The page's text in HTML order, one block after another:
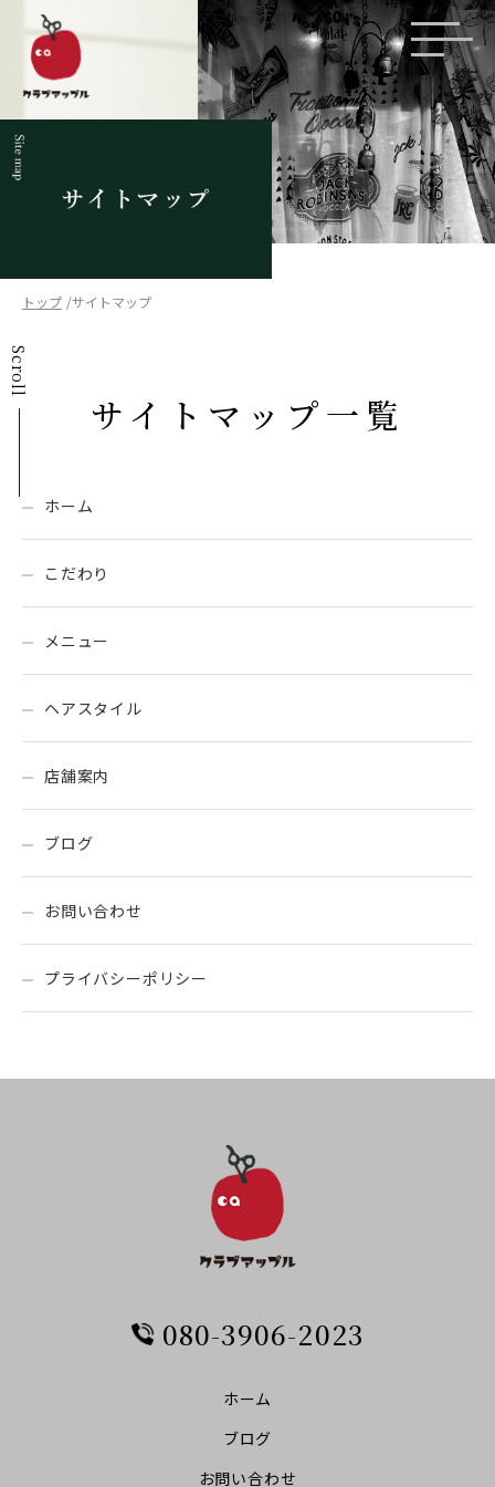
トップ サイトマップ
Scroll
サイトマップ一覧
ホーム
こだわり
メニュー
ヘアスタイル
店舗案内
ブログ
お問い合わせ
プライバシーポリシー
080-3906-2023
ホーム
ブログ
お問い合わせ